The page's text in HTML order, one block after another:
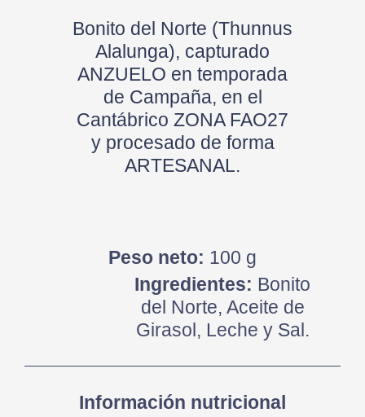
Bonito del Norte (Thunnus
Alalunga), capturado
ANZUELO en temporada
de Campaña, en el
Cantábrico ZONA FAO27
y procesado de forma
ARTESANAL.
Peso neto: 100 g
Ingredientes: Bonito
del Norte, Aceite de
Girasol, Leche y Sal.
Información nutricional